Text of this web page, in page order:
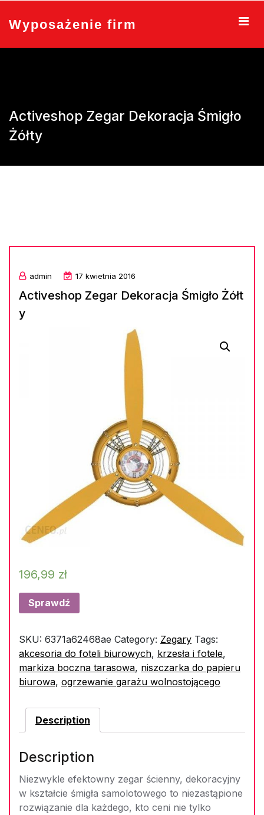
content
Wyposażenie firm
Activeshop Zegar Dekoracja Śmigło
Żółty
admin 17 kwietnia 2016
Activeshop Zegar Dekoracja Śmigło Żółt
y
196,99 zł
Sprawdź
SKU: 6371a62468ae Category: Zegary Tags:
akcesoria do foteli biurowych, krzesła i fotele,
markiza boczna tarasowa, niszczarka do papieru
biurowa, ogrzewanie garażu wolnostojącego
Description
Description
Niezwykle efektowny zegar ścienny, dekoracyjny
w kształcie śmigła samolotowego to niezastąpione
rozwiązanie dla każdego, kto ceni nie tylko